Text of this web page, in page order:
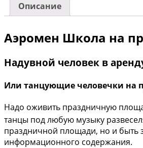
Описание
Аэромен Школа на
Надувной человек в
Или танцующие человечки на
Надо оживить праздничную
танцы под любую музыку
праздничной площади, но и быть
информационного содержания.